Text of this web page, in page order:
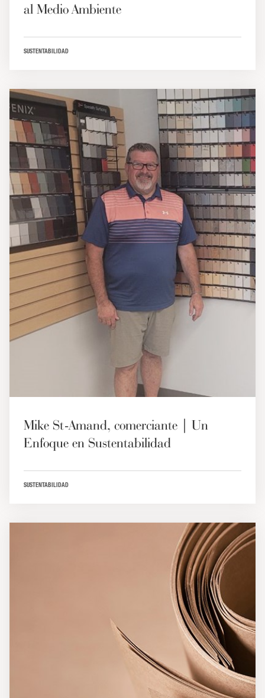
al Medio Ambiente
SUSTENTABILIDAD
Mike St-Amand, comerciante | Un
Enfoque en Sustentabilidad
SUSTENTABILIDAD